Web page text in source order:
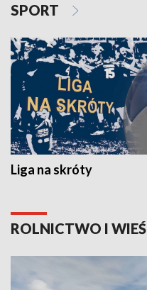
SPORT
Liga na skróty
ROLNICTWO I WIEŚ